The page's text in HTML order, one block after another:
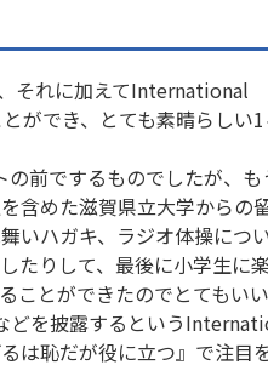
それに加えてInternational
ができ、とても素晴らしい
前でするものでしたが、も
含めた滋賀県立大学からの
いハガキ、ラジオ体操につ
たりして、最後に小学生に
ことができたのでとてもい
どを披露するという
は恥だが役に立つ』で注目